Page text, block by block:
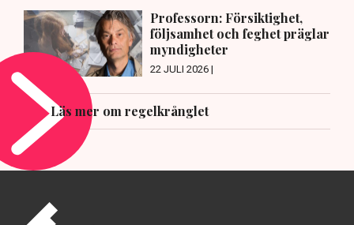
Professorn: Försiktighet,
följsamhet och feghet präglar
myndigheter
22 JULI 2026 |
Läs mer om regelkrånglet